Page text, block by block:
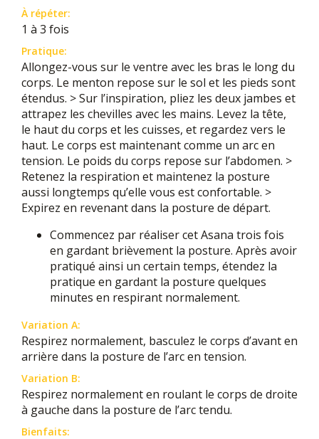
À répéter:
1 à 3 fois
Pratique:
Allongez-vous sur le ventre avec les bras le long du
corps. Le menton repose sur le sol et les pieds sont
étendus. > Sur l’inspiration, pliez les deux jambes et
attrapez les chevilles avec les mains. Levez la tête,
le haut du corps et les cuisses, et regardez vers le
haut. Le corps est maintenant comme un arc en
tension. Le poids du corps repose sur l’abdomen. >
Retenez la respiration et maintenez la posture
aussi longtemps qu’elle vous est confortable. >
Expirez en revenant dans la posture de départ.
Commencez par réaliser cet Asana trois fois
en gardant brièvement la posture. Après avoir
pratiqué ainsi un certain temps, étendez la
pratique en gardant la posture quelques
minutes en respirant normalement.
Variation A:
Respirez normalement, basculez le corps d’avant en
arrière dans la posture de l’arc en tension.
Variation B:
Respirez normalement en roulant le corps de droite
à gauche dans la posture de l’arc tendu.
Bienfaits: